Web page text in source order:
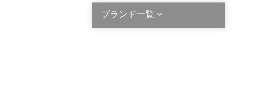
ブランド一覧